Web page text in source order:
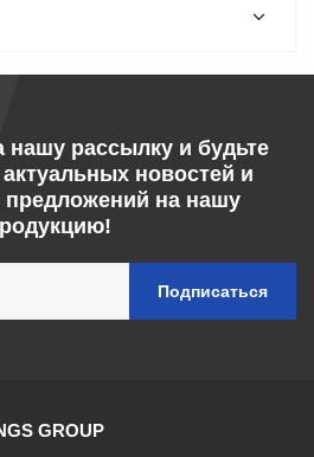
рассылку и будьте
актуальных новостей и
на нашу
GROUP